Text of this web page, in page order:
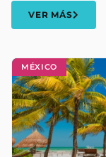
MÉXICO
VER MÁS